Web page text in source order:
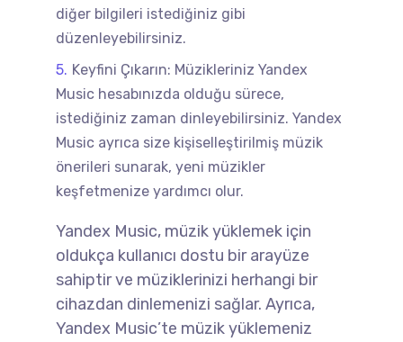
diğer bilgileri istediğiniz gibi
düzenleyebilirsiniz.
Keyfini Çıkarın: Müzikleriniz Yandex
Music hesabınızda olduğu sürece,
istediğiniz zaman dinleyebilirsiniz. Yandex
Music ayrıca size kişiselleştirilmiş müzik
önerileri sunarak, yeni müzikler
keşfetmenize yardımcı olur.
Yandex Music, müzik yüklemek için
oldukça kullanıcı dostu bir arayüze
sahiptir ve müziklerinizi herhangi bir
cihazdan dinlemenizi sağlar. Ayrıca,
Yandex Music’te müzik yüklemeniz